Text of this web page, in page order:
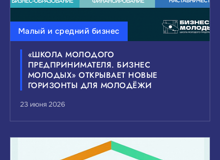
Малый и средний бизнес
«ШКОЛА МОЛОДОГО
ПРЕДПРИНИМАТЕЛЯ. БИЗНЕС
МОЛОДЫХ» ОТКРЫВАЕТ НОВЫЕ
ГОРИЗОНТЫ ДЛЯ МОЛОДЁЖИ
23 июня 2026